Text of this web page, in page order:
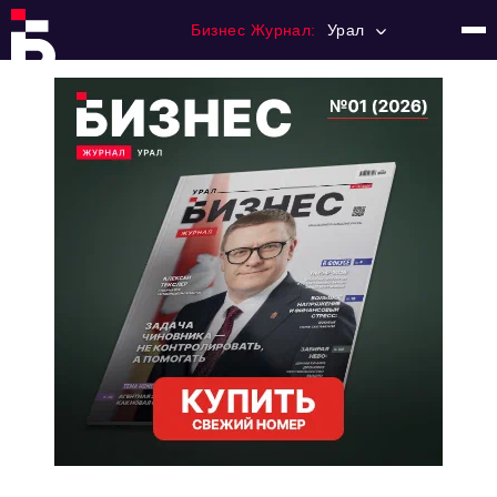
Бизнес Журнал: Урал
Тема номера